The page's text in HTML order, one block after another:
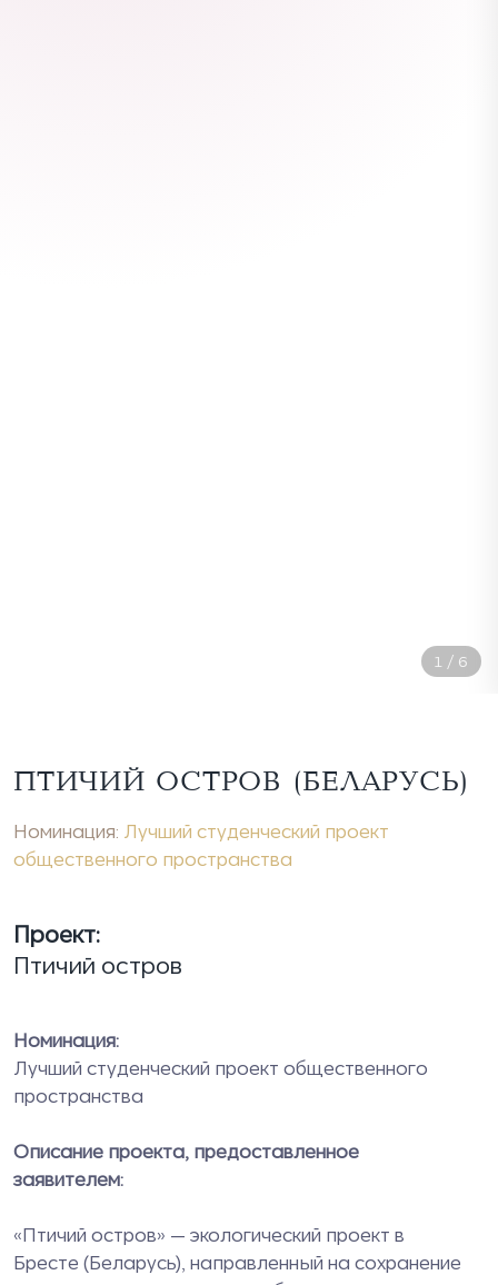
1 / 6
ПТИЧИЙ ОСТРОВ (БЕЛАРУСЬ)
Номинация: Лучший студенческий проект
общественного пространства
Проект:
Птичий остров
Номинация:
Лучший студенческий проект общественного
пространства
Описание проекта, предоставленное
заявителем:
«Птичий остров» — экологический проект в
Бресте (Беларусь), направленный на сохранение